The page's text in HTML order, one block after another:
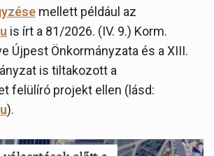
mellett például az
is írt a 81/2026. (IV. 9.) Korm.
Újpest Önkormányzata és a XIII.
is tiltakozott a
felülíró projekt ellen (lásd:
).